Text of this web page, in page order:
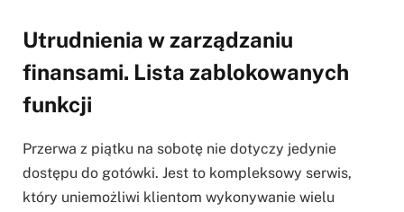
Utrudnienia w zarządzaniu
finansami. Lista zablokowanych
funkcji
Przerwa z piątku na sobotę nie dotyczy jedynie
dostępu do gotówki. Jest to kompleksowy serwis,
który uniemożliwi klientom wykonywanie wielu